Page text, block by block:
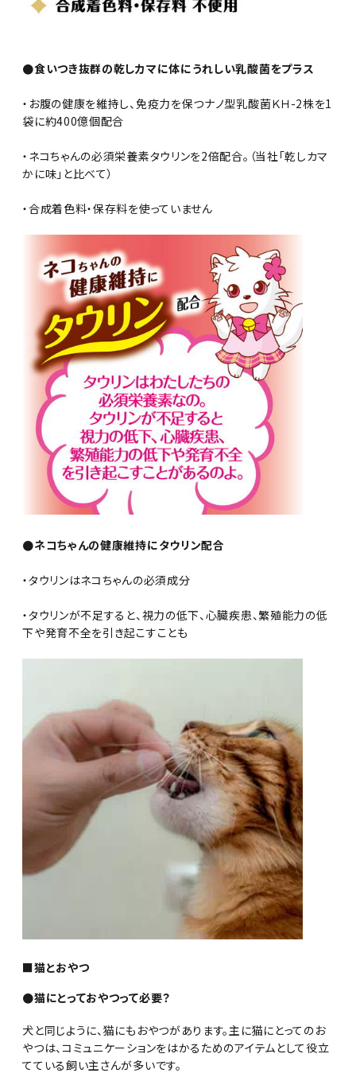
●食いつき抜群の乾しカマに体にうれしい乳酸菌をプラス
・お腹の健康を維持し、免疫力を保つナノ型乳酸菌ＫＨ-2株を1
袋に約400億個配合
・ネコちゃんの必須栄養素タウリンを2倍配合。（当社「乾しカマ
かに味」と比べて）
・合成着色料・保存料を使っていません
●ネコちゃんの健康維持にタウリン配合
・タウリンはネコちゃんの必須成分
・タウリンが不足すると、視力の低下、心臓疾患、繁殖能力の低
下や発育不全を引き起こすことも
■猫とおやつ
●猫にとっておやつって必要？
犬と同じように、猫にもおやつがあります。主に猫にとってのお
やつは、コミュニケーションをはかるためのアイテムとして役立
てている飼い主さんが多いです。